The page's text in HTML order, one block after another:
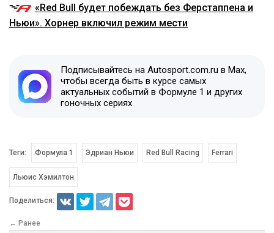
«Red Bull будет побеждать без Ферстаппена и
Ньюи». Хорнер включил режим мести
Подписывайтесь на Autosport.com.ru в Max,
чтобы всегда быть в курсе самых
актуальных событий в Формуле 1 и других
гоночных сериях
Теги: Формула 1 Эдриан Ньюи Red Bull Racing Ferrari
Льюис Хэмилтон
Поделиться:
← Ранее